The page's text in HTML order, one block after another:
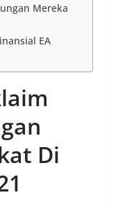
Mereka
EA
Di